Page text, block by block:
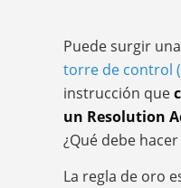
Puede surgir
torre de control
instrucción que
un Resolution
¿Qué debe
La regla de oro